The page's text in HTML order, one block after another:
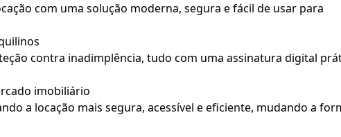
com uma solução moderna, segura e fácil de usar para
contra inadimplência, tudo com uma assinatura digital
imobiliário
a locação mais segura, acessível e eficiente, mudando a